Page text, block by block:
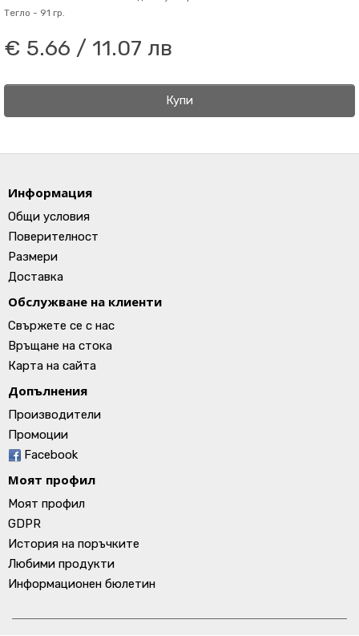
Тегло - 91 гр.
€ 5.66 / 11.07 лв
Купи
Информация
Общи условия
Поверителност
Размери
Доставка
Обслужване на клиенти
Свържете се с нас
Връщане на стока
Карта на сайта
Допълнения
Производители
Промоции
Facebook
Моят профил
Моят профил
GDPR
История на поръчките
Любими продукти
Информационен бюлетин